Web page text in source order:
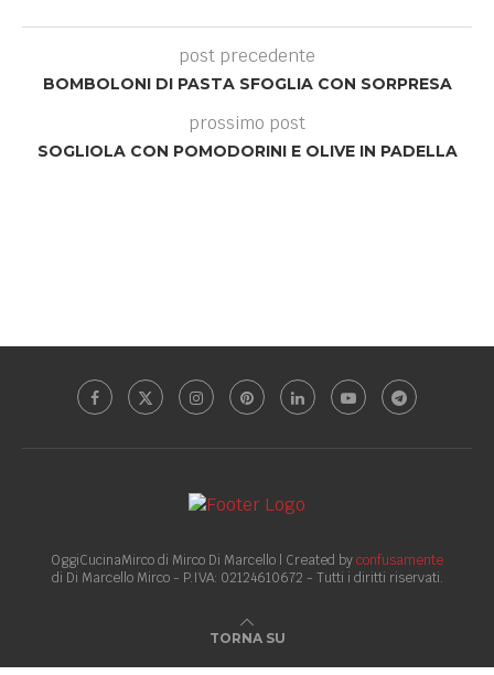
post precedente
BOMBOLONI DI PASTA SFOGLIA CON SORPRESA
prossimo post
SOGLIOLA CON POMODORINI E OLIVE IN PADELLA
OggiCucinaMirco di Mirco Di Marcello | Created byconfusamente
di Di Marcello Mirco - P.IVA: 02124610672 - Tutti i diritti riservati.
TORNA SU